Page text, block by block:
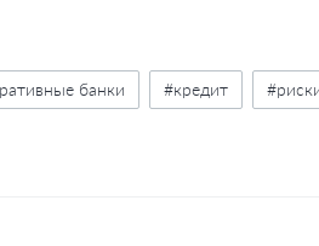
банки #кредит